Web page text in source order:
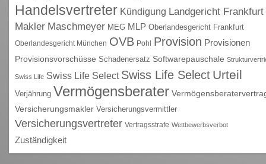
Handelsvertreter Kündigung Landgericht Frankfurt
Makler Maschmeyer MEG MLP Oberlandesgericht Frankfurt
Oberlandesgericht München OVB Pohl Provision Provisionen
Provisionsvorschüsse Schadenersatz Softwarepauschale
Swiss Life Swiss Life Select Swiss Life Select Urteil
Verjährung Vermögensberater
Versicherungsmakler Versicherungsvermittler
Versicherungsvertreter Vertragsstrafe Wettbewerbsverbot
Zuständigkeit